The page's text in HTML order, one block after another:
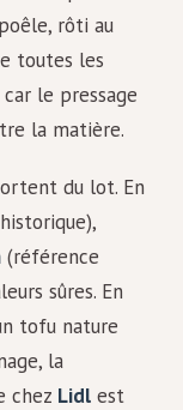
rôti au
toutes les
le pressage
la matière.
du lot. En
(référence
sûres. En
tofu nature
la
chez Lidl est